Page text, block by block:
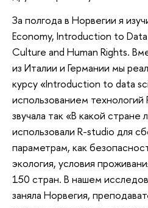
За полгода в Норвегии я
Economy, Introduction to
Culture and Human Rights.
из Италии и Германии мы
курсу «Introduction to data
использованием
звучала так «В какой
использовали R-studio для
параметрам, как
экология, условия
150 стран. В нашем
заняла Норвегия,